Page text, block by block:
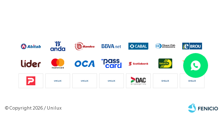
© Copyright 2026 / Unilux